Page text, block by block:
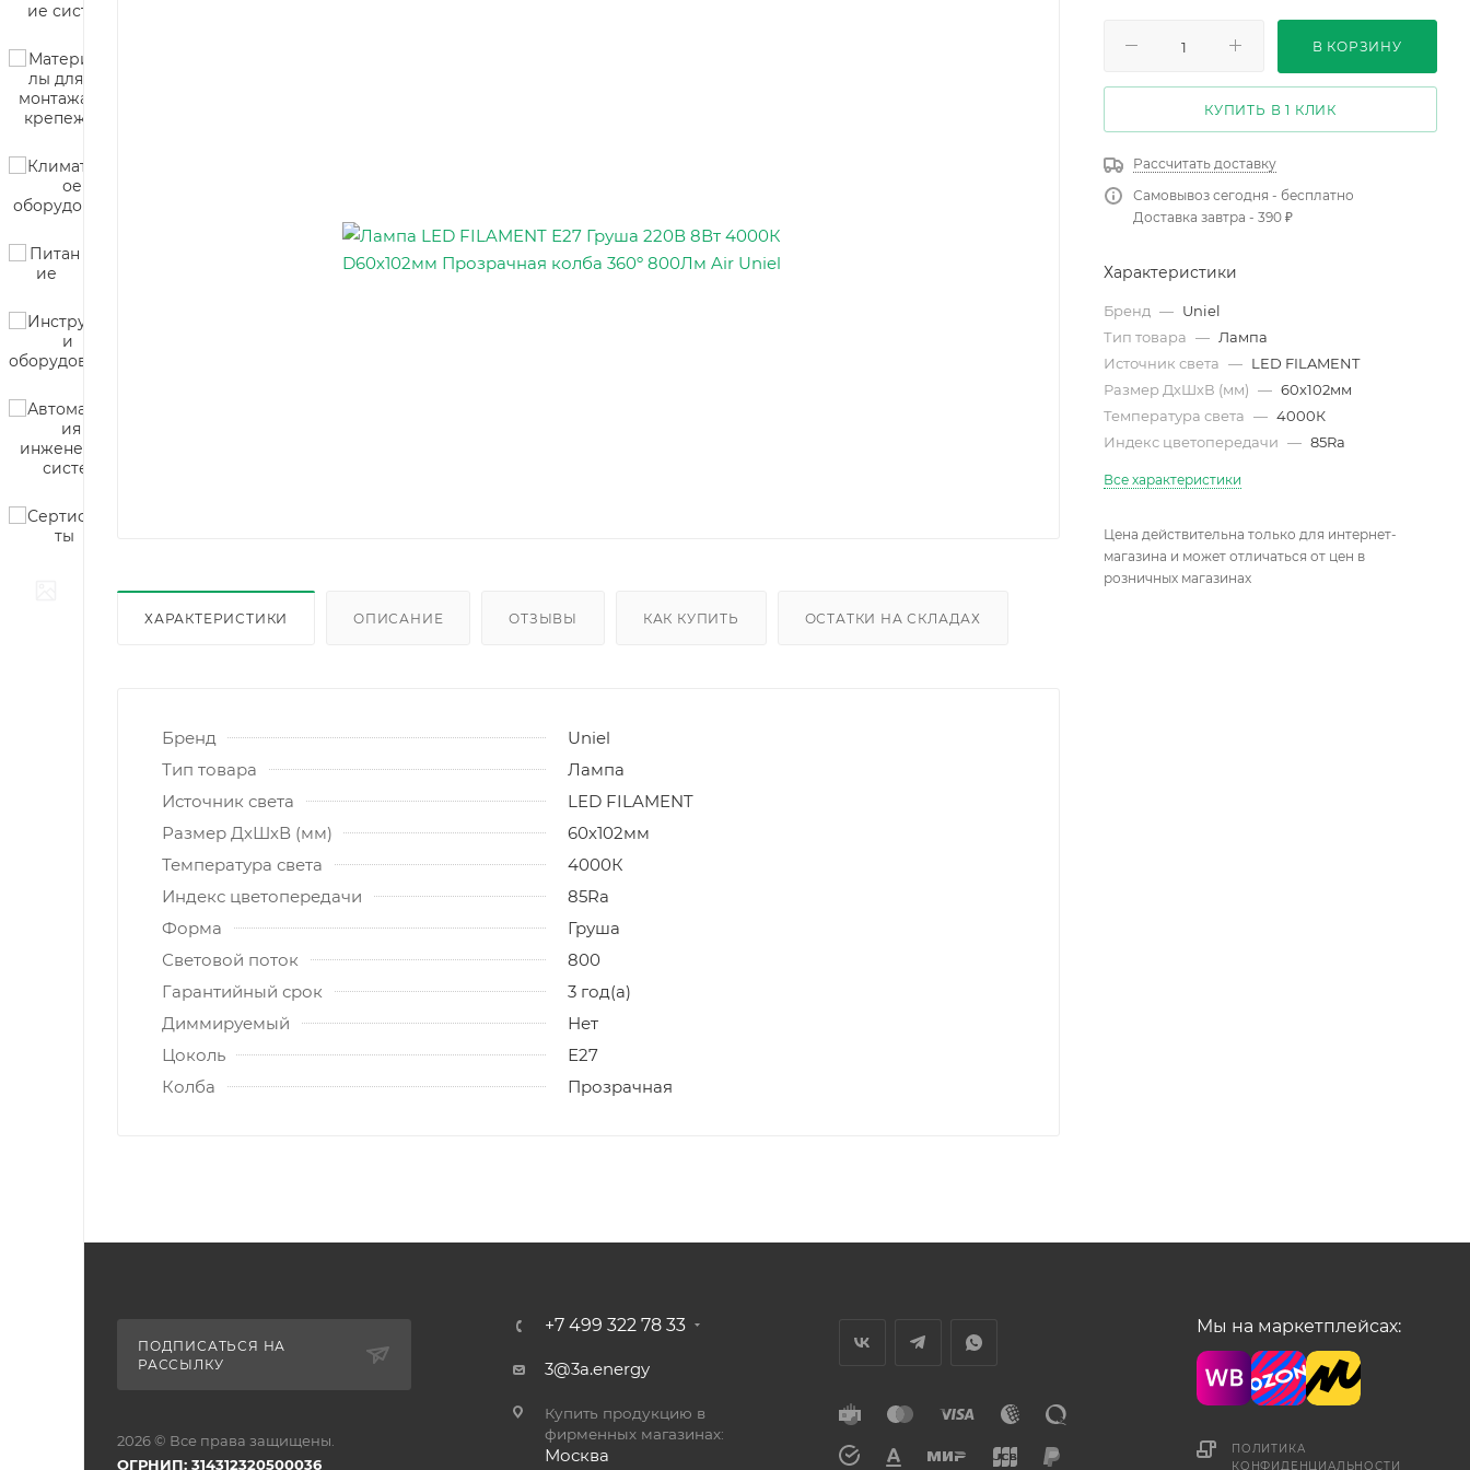
ХАРАКТЕРИСТИКИ ОПИСАНИЕ ОТЗЫВЫ КАК КУПИТЬ ОСТАТКИ НА СКЛАДАХ
Бренд
Uniel
Тип товара
Лампа
Источник света
LED FILAMENT
Размер ДхШхВ (мм)
60х102мм
Температура света
4000К
Индекс цветопередачи
85Ra
Форма
Груша
Световой поток
800
Гарантийный срок
3 год(а)
Диммируeмый
Нет
Цоколь
Е27
Колба
Прозрачная
В КОРЗИНУ
КУПИТЬ В 1 КЛИК
Рассчитать доставку
Самовывоз сегодня - бесплатно
Доставка завтра - 390 ₽
Характеристики
Бренд — Uniel
Тип товара — Лампа
Источник света — LED FILAMENT
Размер ДхШхВ (мм) — 60х102мм
Температура света — 4000К
Индекс цветопередачи — 85Ra
Все характеристики
Цена действительна только для интернет-
магазина и может отличаться от цен в
розничных магазинах
ПОДПИСАТЬСЯ НА
РАССЫЛКУ
2026 © Все права защищены.
ОГРНИП: 314312320500036
+7 499 322 78 33
3@3a.energy
Купить продукцию в
фирменных магазинах:
Москва
Мы на маркетплейсах:
ПОЛИТИКА
КОНФИДЕНЦИАЛЬНОСТИ